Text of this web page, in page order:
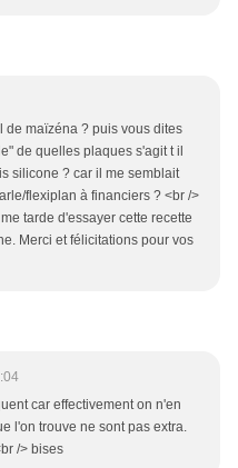
de maïzéna ? puis vous dites
de quelles plaques s'agit t il
silicone ? car il me semblait
flexiplan à financiers ? <br />
tarde d'essayer cette recette
Merci et félicitations pour vos
car effectivement on n'en
l'on trouve ne sont pas extra.
/> bises